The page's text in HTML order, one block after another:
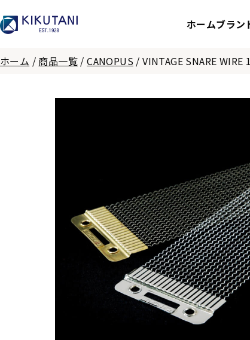
ホームブラン
ホーム / 商品一覧 /CANOPUS /VINTAGE SNARE